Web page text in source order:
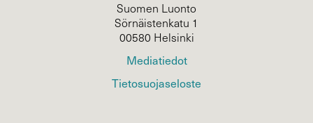
Suomen Luonto
Sörnäistenkatu 1
00580 Helsinki
Mediatiedot
Tietosuojaseloste